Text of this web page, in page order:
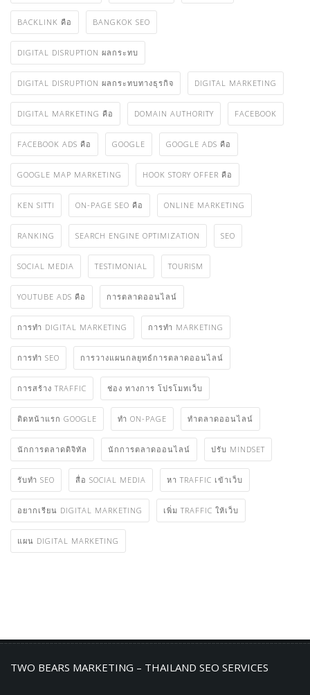
BACKLINK คือ BANGKOK SEO
DIGITAL DISRUPTION ผลกระทบ
DIGITAL DISRUPTION ผลกระทบทางธุรกิจ DIGITAL MARKETING
DIGITAL MARKETING คือ DOMAIN AUTHORITY FACEBOOK
FACEBOOK ADS คือ GOOGLE GOOGLE ADS คือ
GOOGLE MAP MARKETING HOOK STORY OFFER คือ
KEN SITTI ON-PAGE SEO คือ ONLINE MARKETING
RANKING SEARCH ENGINE OPTIMIZATION SEO
SOCIAL MEDIA TESTIMONIAL TOURISM
YOUTUBE ADS คือ การตลาดออนไลน์
การทำ DIGITAL MARKETING การทำ MARKETING
การทำ SEO การวางแผนกลยุทธ์การตลาดออนไลน์
การสร้าง TRAFFIC ช่อง ทางการ โปรโมทเว็บ
ติดหน้าแรก GOOGLE ทำ ON-PAGE ทําตลาดออนไลน์
นักการตลาดดิจิทัล นักการตลาดออนไลน์ ปรับ MINDSET
รับทำ SEO สื่อ SOCIAL MEDIA หา TRAFFIC เข้าเว็บ
อยากเรียน DIGITAL MARKETING เพิ่ม TRAFFIC ให้เว็บ
แผน DIGITAL MARKETING
TWO BEARS MARKETING – THAILAND SEO SERVICES